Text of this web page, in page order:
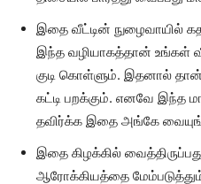
இதை வீட்டின் நுழைவாயில்
இந்த வழியாகத்தான் உங்கள்
குடி கொள்ளும். இதனால்
கட்டி பறக்கும். எனவே இந்த
தவிர்க்க இதை அங்கே
இதை கிழக்கில்
ஆரோக்கியத்தை